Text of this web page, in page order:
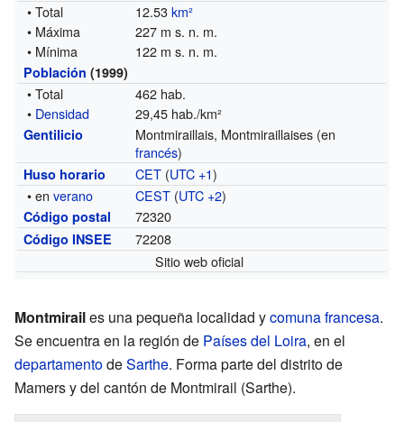
• Total 12.53km²
• Máxima
227 m s. n. m.
• Mínima
122 m s. n. m.
Población (1999)
• Total
462 hab.
• Densidad 29,45 hab./km²
Gentilicio
Montmiraillais, Montmiraillaises (en
francés)
Huso horario CET (UTC +1)
• enverano CEST (UTC +2)
Código postal 72320
Código INSEE
72208
Sitio web oficial
Montmirailes una pequeña localidad ycomuna francesa.
Se encuentra en la región de Países del Loira, en el
departamentodeSarthe. Forma parte del distrito de
Mamers y del cantón de Montmirail (Sarthe).